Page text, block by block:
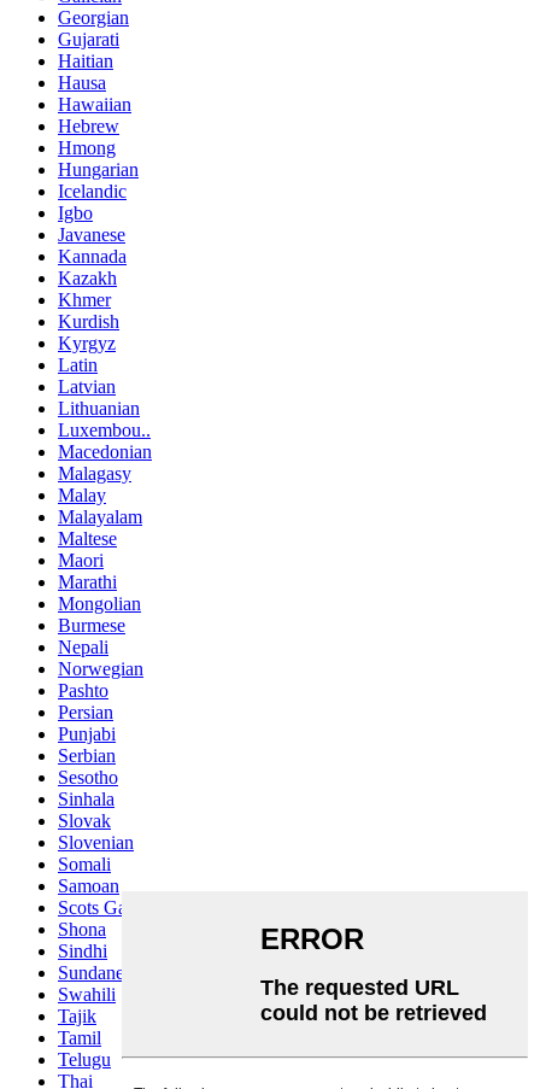
Georgian
Gujarati
Haitian
Hausa
Hawaiian
Hebrew
Hmong
Hungarian
Icelandic
Igbo
Javanese
Kannada
Kazakh
Khmer
Kurdish
Kyrgyz
Latin
Latvian
Lithuanian
Luxembou..
Macedonian
Malagasy
Malay
Malayalam
Maltese
Maori
Marathi
Mongolian
Burmese
Nepali
Norwegian
Pashto
Persian
Punjabi
Serbian
Sesotho
Sinhala
Slovak
Slovenian
Somali
Samoan
Scots Gaelic
Shona
Sindhi
Sundanese
Swahili
Tajik
Tamil
Telugu
Thai